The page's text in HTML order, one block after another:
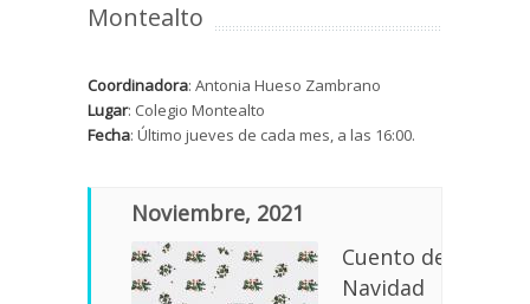
Montealto
Coordinadora: Antonia Hueso Zambrano
Lugar: Colegio Montealto
Fecha: Último jueves de cada mes, a las 16:00.
Noviembre, 2021
Cuento de
Navidad